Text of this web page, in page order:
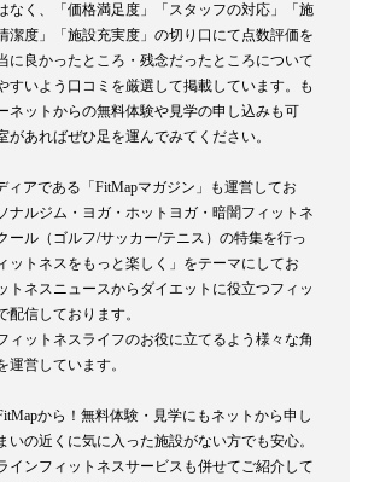
なく、「価格満足度」「スタッフの対応」「施
潔度」「施設充実度」の切り口にて点数評価を
に良かったところ・残念だったところについて
すいよう口コミを厳選して掲載しています。も
ネットからの無料体験や見学の申し込みも可
があればぜひ足を運んでみてください。
ィアである「FitMapマガジン」も運営してお
ナルジム・ヨガ・ホットヨガ・暗闇フィットネ
ール（ゴルフ/サッカー/テニス）の特集を行っ
ットネスをもっと楽しく」をテーマにしてお
トネスニュースからダイエットに役立つフィッ
配信しております。
ィットネスライフのお役に立てるよう様々な角
運営しています。
から！無料体験・見学にもネットから申し
いの近くに気に入った施設がない方でも安心。
インフィットネスサービスも併せてご紹介して